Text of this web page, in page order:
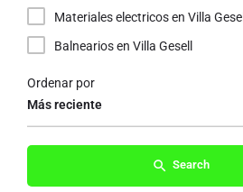
Materiales electricos en Villa Gesell
Balnearios en Villa Gesell
Más reciente
Ordenar por
Search